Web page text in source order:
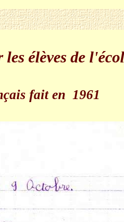
élèves de
fait en 1961